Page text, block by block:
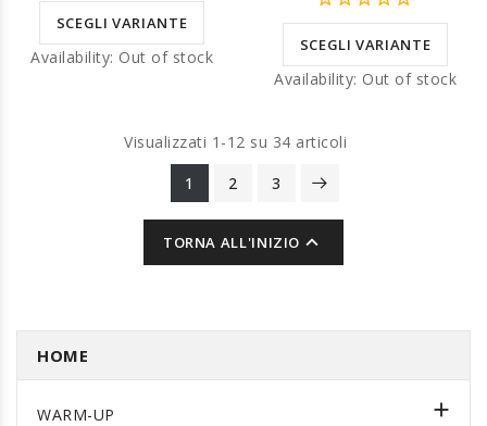
SCEGLI VARIANTE
Availability: Out of stock
SCEGLI VARIANTE
Availability: Out of stock
Visualizzati 1-12 su 34 articoli
1
2 3
TORNA ALL'INIZIO 
HOME
WARM-UP 